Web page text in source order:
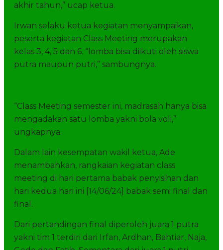
akhir tahun,” ucap ketua.
Irwan selaku ketua kegiatan menyampaikan,
peserta kegiatan Class Meeting merupakan
kelas 3, 4, 5 dan 6. “lomba bisa diikuti oleh siswa
putra maupun putri,” sambungnya.
“Class Meeting semester ini, madrasah hanya bisa
mengadakan satu lomba yakni bola voli,”
ungkapnya.
Dalam lain kesempatan wakil ketua, Ade
menambahkan, rangkaian kegiatan class
meeting di hari pertama babak penyisihan dan
hari kedua hari ini [14/06/24] babak semi final dan
final.
Dari pertandingan final diperoleh juara 1 putra
yakni tim 1 terdiri dari Irfan, Ardhan, Bahtiar, Naja,